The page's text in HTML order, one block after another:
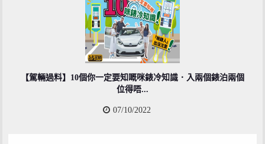
【駕輛過料】10個你一定要知嘅咪錶冷知識．入兩個錶泊兩個
位得唔...
07/10/2022